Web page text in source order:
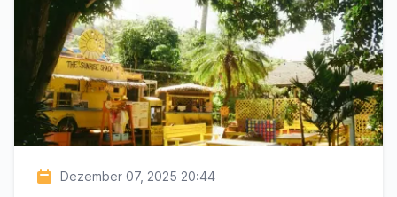
Dezember 07, 2025 20:44